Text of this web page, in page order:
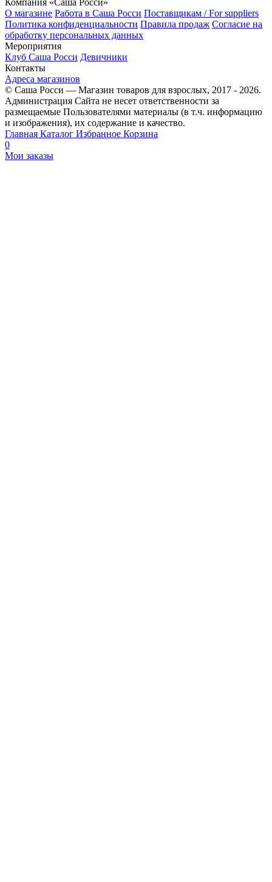
О магазине Работа в Саша Росси Поставщикам / For suppliers
Политика конфиденциальности Правила продаж Согласие на
обработку персональных данных
Мероприятия
Клуб Саша Росси Девичники
Контакты
Адреса магазинов
© Саша Росси — Магазин товаров для взрослых, 2017 - 2026.
Администрация Сайта не несет ответственности за
размещаемые Пользователями материалы (в т.ч. информацию
и изображения), их содержание и качество.
Главная Каталог Избранное Корзина
0
Мои заказы